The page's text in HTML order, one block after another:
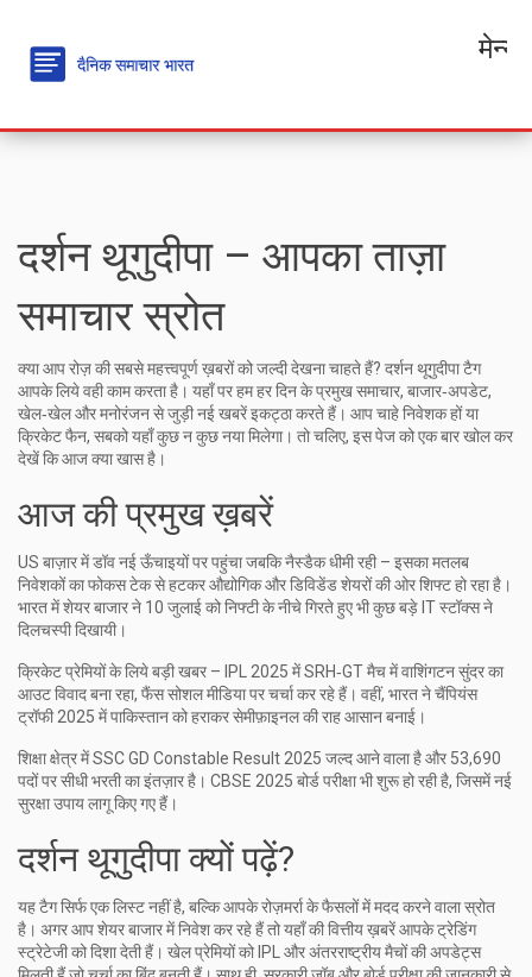
मेन्यू
दर्शन थूगुदीपा – आपका ताज़ा
समाचार स्रोत
क्या आप रोज़ की सबसे महत्त्वपूर्ण ख़बरों को जल्दी देखना चाहते हैं? दर्शन थूगुदीपा टैग
आपके लिये वही काम करता है। यहाँ पर हम हर दिन के प्रमुख समाचार, बाजार‑अपडेट,
खेल‑खेल और मनोरंजन से जुड़ी नई खबरें इकट्ठा करते हैं। आप चाहे निवेशक हों या
क्रिकेट फैन, सबको यहाँ कुछ न कुछ नया मिलेगा। तो चलिए, इस पेज को एक बार खोल कर
देखें कि आज क्या खास है।
आज की प्रमुख ख़बरें
US बाज़ार में डॉव नई ऊँचाइयों पर पहुंचा जबकि नैस्डैक धीमी रही – इसका मतलब
निवेशकों का फोकस टेक से हटकर औद्योगिक और डिविडेंड शेयरों की ओर शिफ्ट हो रहा है।
भारत में शेयर बाजार ने 10 जुलाई को निफ्टी के नीचे गिरते हुए भी कुछ बड़े IT स्टॉक्स ने
दिलचस्पी दिखायी।
क्रिकेट प्रेमियों के लिये बड़ी खबर – IPL 2025 में SRH‑GT मैच में वाशिंगटन सुंदर का
आउट विवाद बना रहा, फैंस सोशल मीडिया पर चर्चा कर रहे हैं। वहीं, भारत ने चैंपियंस
ट्रॉफी 2025 में पाकिस्तान को हराकर सेमीफ़ाइनल की राह आसान बनाई।
शिक्षा क्षेत्र में SSC GD Constable Result 2025 जल्द आने वाला है और 53,690
पदों पर सीधी भरती का इंतज़ार है। CBSE 2025 बोर्ड परीक्षा भी शुरू हो रही है, जिसमें नई
सुरक्षा उपाय लागू किए गए हैं।
दर्शन थूगुदीपा क्यों पढ़ें?
यह टैग सिर्फ एक लिस्ट नहीं है, बल्कि आपके रोज़मर्रा के फैसलों में मदद करने वाला स्रोत
है। अगर आप शेयर बाजार में निवेश कर रहे हैं तो यहाँ की वित्तीय ख़बरें आपके ट्रेडिंग
स्ट्रेटेजी को दिशा देती हैं। खेल प्रेमियों को IPL और अंतरराष्ट्रीय मैचों की अपडेट्स